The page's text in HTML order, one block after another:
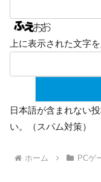
上に表示された文字
日本語が含まれない
い。（スパム対策）
ホーム PCゲ